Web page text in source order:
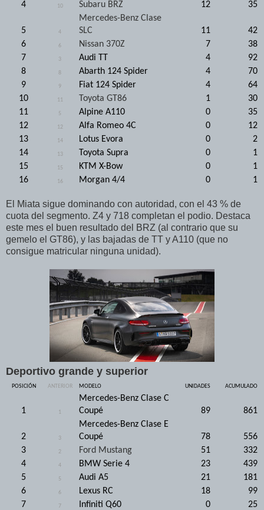
4 10 Subaru BRZ 12 35
5 4
Mercedes-Benz Clase
SLC
11
42
6
6 Nissan 370Z 7
38
7
3 Audi TT 4
92
8
8 Abarth 124 Spider 4
70
9
9 Fiat 124 Spider 4
64
10
11 Toyota GT86 1
30
11
5 Alpine A110 0
35
12
12 Alfa Romeo 4C 0
12
13
14 Lotus Evora 0
2
14
13 Toyota Supra 0
1
15
15 KTM X-Bow 0
1
16
16 Morgan 4/4 0 1
El Miata sigue dominando con autoridad, con el 43 % de
cuota del segmento. Z4 y 718 completan el podio. Destaca
este mes el buen resultado del BRZ (al contrario que su
gemelo el GT86), y las bajadas de TT y A110 (que no
consigue matricular ninguna unidad).
Deportivo grande y superior
POSICIÓN ANTERIOR MODELO UNIDADES ACUMULADO
1 1
Mercedes-Benz Clase C
Coupé
89 861
2 3
Mercedes-Benz Clase E
Coupé
78
556
3
2 Ford Mustang 51
332
4
4 BMW Serie 4 23
439
5
5 Audi A5 21
181
6
6 Lexus RC 18
99
7
7 Infiniti Q60 0
25